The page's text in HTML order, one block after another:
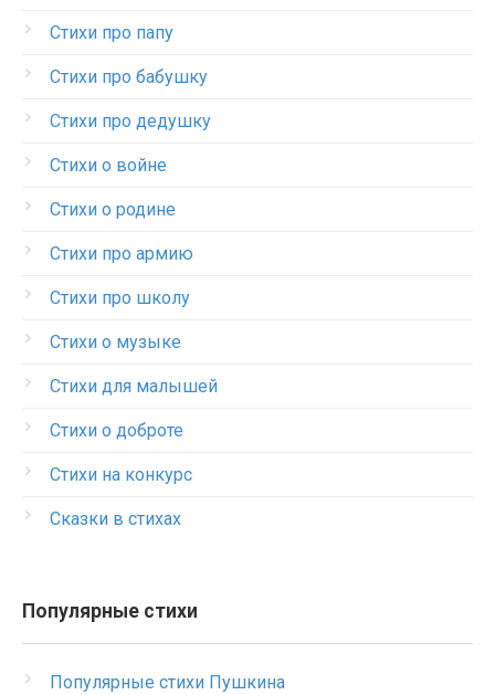
Стихи про папу
Стихи про бабушку
Стихи про дедушку
Стихи о войне
Стихи о родине
Стихи про армию
Стихи про школу
Стихи о музыке
Стихи для малышей
Стихи о доброте
Стихи на конкурс
Сказки в стихах
Популярные стихи
Популярные стихи Пушкина